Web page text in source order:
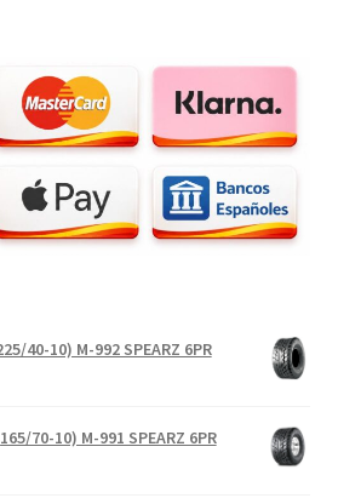
40-10) M-992 SPEARZ 6PR
70-10) M-991 SPEARZ 6PR